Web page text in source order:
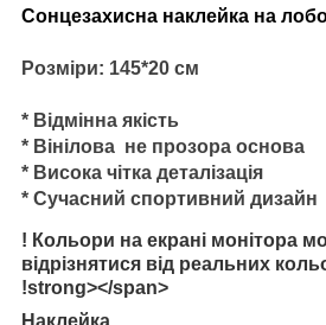
Сонцезахисна наклейка на
Розміри: 145*20 см
* Відмінна якість
* Вінілова не прозора основа
* Висока чітка деталізація
* Сучасний спортивний дизайн
! Кольори на екрані монітора
відрізнятися від реальних
!strong></span>